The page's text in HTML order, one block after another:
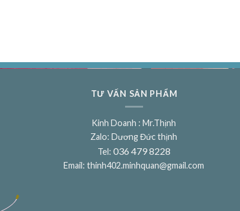
TƯ VẤN SẢN PHẨM
Kinh Doanh : Mr.Thịnh
Zalo: Dương Đức thịnh
Tel: 036 479 8228
Email:thinh402.minhquan@gmail.com